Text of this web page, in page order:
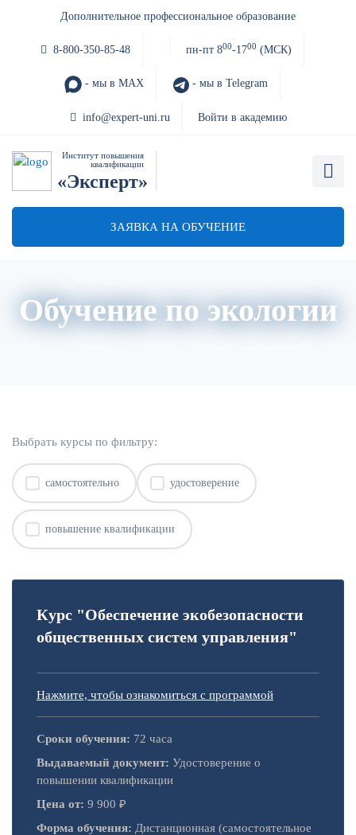
Дополнительное профессиональное образование
8-800-350-85-48 пн-пт 800-1700 (МСК)
- мы в MAX - мы в Telegram
info@expert-uni.ru Войти в академию
Институт повышения
квалификации
«Эксперт»
ЗАЯВКА НА ОБУЧЕНИЕ
Обучение по экологии
Выбрать курсы по фильтру:
самостоятельно удостоверение
повышение квалификации
Курс "Обеспечение экобезопасности
общественных систем управления"
Нажмите, чтобы ознакомиться с программой
Сроки обучения: 72 часа
Выдаваемый документ: Удостоверение о
повышении квалификации
Цена от: 9 900 ₽
Форма обучения: Дистанционная (самостоятельное